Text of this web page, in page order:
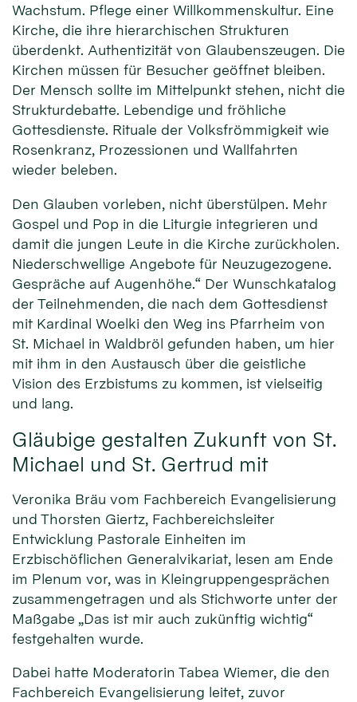
Wachstum. Pflege einer Willkommenskultur. Eine
Kirche, die ihre hierarchischen Strukturen
überdenkt. Authentizität von Glaubenszeugen. Die
Kirchen müssen für Besucher geöffnet bleiben.
Der Mensch sollte im Mittelpunkt stehen, nicht die
Strukturdebatte. Lebendige und fröhliche
Gottesdienste. Rituale der Volksfrömmigkeit wie
Rosenkranz, Prozessionen und Wallfahrten
wieder beleben.
Den Glauben vorleben, nicht überstülpen. Mehr
Gospel und Pop in die Liturgie integrieren und
damit die jungen Leute in die Kirche zurückholen.
Niederschwellige Angebote für Neuzugezogene.
Gespräche auf Augenhöhe.“ Der Wunschkatalog
der Teilnehmenden, die nach dem Gottesdienst
mit Kardinal Woelki den Weg ins Pfarrheim von
St. Michael in Waldbröl gefunden haben, um hier
mit ihm in den Austausch über die geistliche
Vision des Erzbistums zu kommen, ist vielseitig
und lang.
Gläubige gestalten Zukunft von St.
Michael und St. Gertrud mit
Veronika Bräu vom Fachbereich Evangelisierung
und Thorsten Giertz, Fachbereichsleiter
Entwicklung Pastorale Einheiten im
Erzbischöflichen Generalvikariat, lesen am Ende
im Plenum vor, was in Kleingruppengesprächen
zusammengetragen und als Stichworte unter der
Maßgabe „Das ist mir auch zukünftig wichtig“
festgehalten wurde.
Dabei hatte Moderatorin Tabea Wiemer, die den
Fachbereich Evangelisierung leitet, zuvor